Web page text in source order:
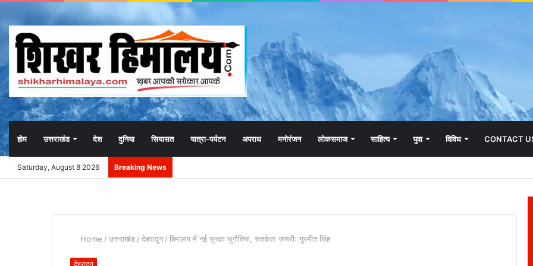
होम उत्तराखंड देश दुनिया सियासत यात्रा-पर्यटन अपराध मनोरंजन लोकसमाज साहित्य युवा विविध CONTACT
Saturday, August 8 2026 Breaking News
Home / उत्तराखंड / देहरादून / हिमालय में नई सुरक्षा चुनौतियां, सतर्कता जरूरीः गुरमीत सिंह
देहरादून